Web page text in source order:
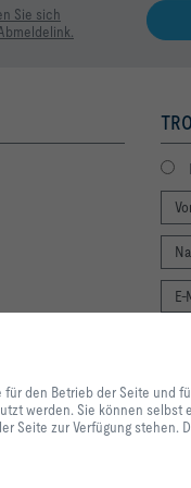
Sie sich
solche, die lediglich zu
Inhalte genutzt
und die Einstellungen zur
den Betrieb der Seite und
werden. Sie können
Seite zur Verfügung